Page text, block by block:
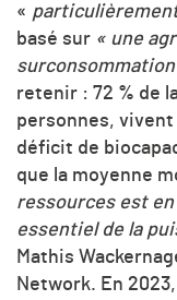
«
basé sur « une
surconsommation
retenir : 72 % de
personnes, vivent
déficit de
que la moyenne
ressources est
essentiel de la
Mathis
Network. En